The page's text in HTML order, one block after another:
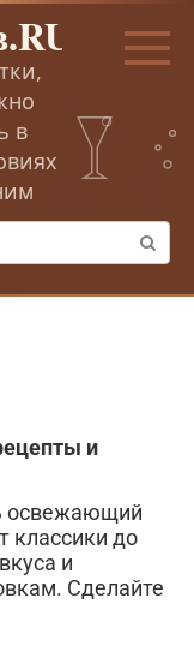
в
и
освежающий
классики до
и
Сделайте